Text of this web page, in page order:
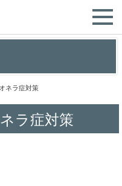
ネラ症対策
ラ症対策